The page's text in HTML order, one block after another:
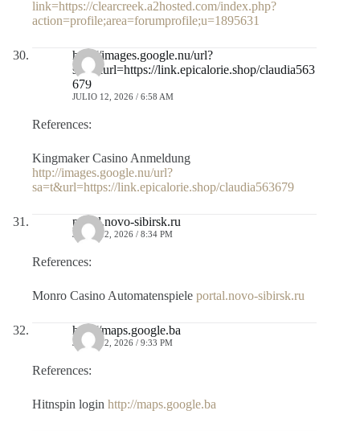
link=https://clearcreek.a2hosted.com/index.php?
action=profile;area=forumprofile;u=1895631
http://images.google.nu/url?
sa=t&url=https://link.epicalorie.shop/claudia563
679
JULIO 12, 2026 / 6:58 AM
References:
Kingmaker Casino Anmeldung
http://images.google.nu/url?
sa=t&url=https://link.epicalorie.shop/claudia563679
portal.novo-sibirsk.ru
JULIO 12, 2026 / 8:34 PM
References:
Monro Casino Automatenspiele portal.novo-sibirsk.ru
http://maps.google.ba
JULIO 12, 2026 / 9:33 PM
References:
Hitnspin login http://maps.google.ba